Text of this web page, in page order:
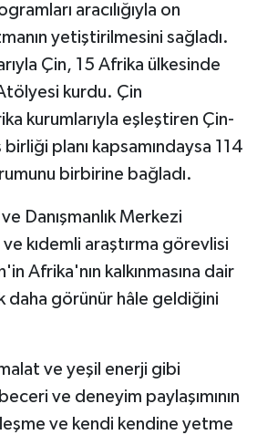
aracılığıyla on
yetiştirilmesini sağladı.
Çin, 15 Afrika ülkesinde
kurdu. Çin
kurumlarıyla eşleştiren Çin-
planı kapsamındaysa 114
birbirine bağladı.
Danışmanlık Merkezi
kıdemli araştırma görevlisi
Afrika'nın kalkınmasına dair
daha görünür hâle geldiğini
ve yeşil enerji gibi
ve deneyim paylaşımının
ve kendi kendine yetme